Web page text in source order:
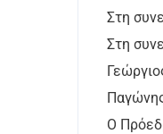
Στη
Στη
Ο